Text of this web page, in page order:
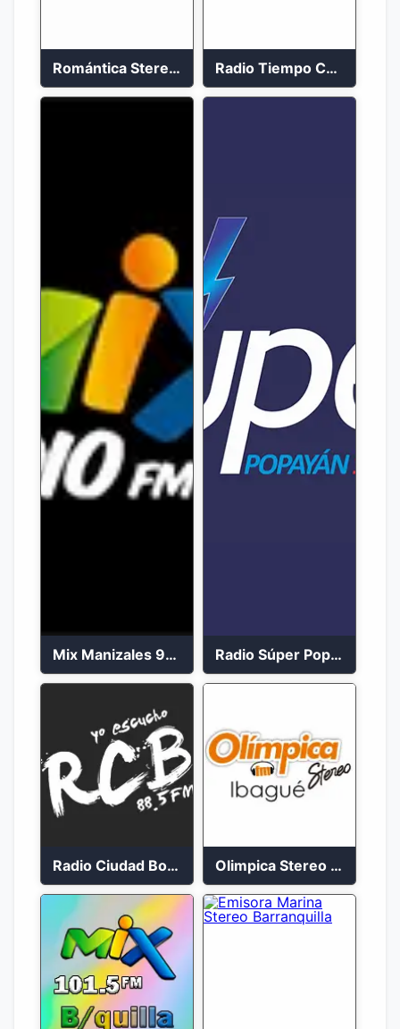
Romántica Stereo 88.1 FM Radio Tiempo Cali En Vivo 2023
Mix Manizales 95.1 FM en Vivo Radio Súper Popayán en vivo 2023
Radio Ciudad Bolívar 88.5 FM Olimpica Stereo Ibagué 94.3 FM